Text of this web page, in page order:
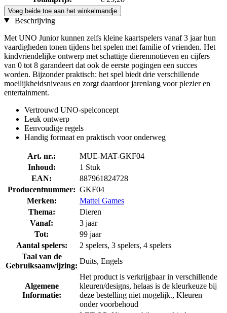
Voeg beide toe aan het winkelmandje
Beschrijving
Met UNO Junior kunnen zelfs kleine kaartspelers vanaf 3 jaar hun
vaardigheden tonen tijdens het spelen met familie of vrienden. Het
kindvriendelijke ontwerp met schattige dierenmotieven en cijfers
van 0 tot 8 garandeert dat ook de eerste pogingen een succes
worden. Bijzonder praktisch: het spel biedt drie verschillende
moeilijkheidsniveaus en zorgt daardoor jarenlang voor plezier en
entertainment.
Vertrouwd UNO-spelconcept
Leuk ontwerp
Eenvoudige regels
Handig formaat en praktisch voor onderweg
Art. nr.:
MUE-MAT-GKF04
Inhoud:
1 Stuk
EAN:
887961824728
Producentnummer: GKF04
Merken:
Mattel Games
Thema:
Dieren
Vanaf:
3 jaar
Tot:
99 jaar
Aantal spelers:
2 spelers, 3 spelers, 4 spelers
Taal van de
Gebruiksaanwijzing:
Duits, Engels
Algemene
Informatie:
Het product is verkrijgbaar in verschillende
kleuren/designs, helaas is de kleurkeuze bij
deze bestelling niet mogelijk., Kleuren
onder voorbehoud